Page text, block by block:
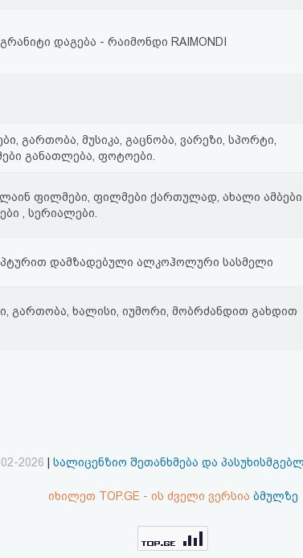
დაგება - რაიმონდი RAIMONDI
გართობა, მუსიკა, გაცნობა, ვარეზი, სპორტი,
განათლება, ფოტოები.
ფილმები, ფილმები ქართულად, ახალი ამბები ,
, სერიალები.
დამზადებული ალკოჰოლური სასმელი
გართობა, ხალისი, იუმორი, მობრძანდით გახდით
2026 სალიცენზიო შეთანხმება და
იხილეთ TOP.GE - ის ძველი ვერსია ბმულზე